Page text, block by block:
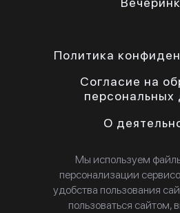
Мы используем
персонализации
удобства пользования
пользоваться сайтом,
О
Согласие на
персональных
Политика